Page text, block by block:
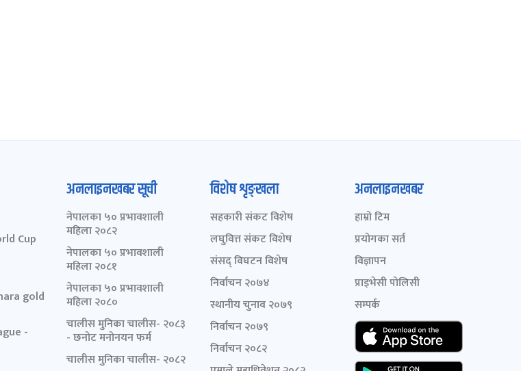
Cup
gold
-
अनलाइनखबर सूची
नेपालका ५० प्रभावशाली
महिला २०८२
नेपालका ५० प्रभावशाली
महिला २०८१
नेपालका ५० प्रभावशाली
महिला २०८०
चालीस मुनिका चालीस- २०८३
- छनोट मनोनयन फर्म
चालीस मुनिका चालीस- २०८२
विशेष शृङ्खला
सहकारी संकट विशेष
लघुवित्त संकट विशेष
संसद् विघटन विशेष
निर्वाचन २०७४
स्थानीय चुनाव २०७९
निर्वाचन २०७९
निर्वाचन २०८२
अनलाइनखबर
हाम्रो टिम
प्रयोगका सर्त
विज्ञापन
प्राइभेसी पोलिसी
सम्पर्क